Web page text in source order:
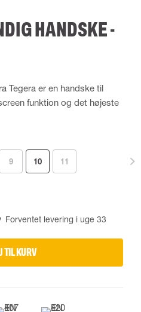
HANDSKE -
Tegera er en handske til
funktion og det højeste
9 10 11
Forventet levering i uge 33
TIL KURV